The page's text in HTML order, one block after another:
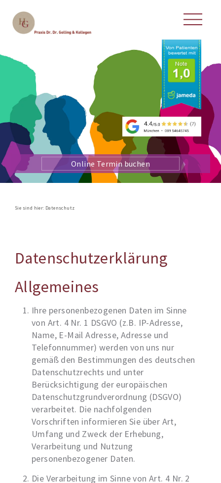
Online Termin buchen
Sie sind hier: Datenschutz
Datenschutzerklärung
Allgemeines
Ihre personenbezogenen Daten im Sinne
von Art. 4 Nr. 1 DSGVO (z.B. IP-Adresse,
Name, E-Mail Adresse, Adresse und
Telefonnummer) werden von uns nur
gemäß den Bestimmungen des deutschen
Datenschutzrechts und unter
Berücksichtigung der europäischen
Datenschutzgrundverordnung (DSGVO)
verarbeitet. Die nachfolgenden
Vorschriften informieren Sie über Art,
Umfang und Zweck der Erhebung,
Verarbeitung und Nutzung
personenbezogener Daten.
Die Verarbeitung im Sinne von Art. 4 Nr. 2